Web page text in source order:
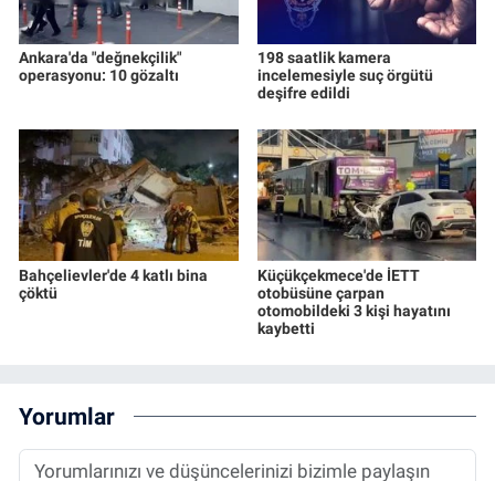
Ankara'da "değnekçilik"
operasyonu: 10 gözaltı
198 saatlik kamera
incelemesiyle suç örgütü
deşifre edildi
Bahçelievler'de 4 katlı bina
çöktü
Küçükçekmece'de İETT
otobüsüne çarpan
otomobildeki 3 kişi hayatını
kaybetti
Yorumlar